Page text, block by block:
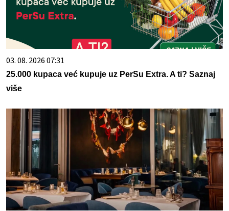
03. 08. 2026 07:31
25.000 kupaca već kupuje uz PerSu Extra. A ti? Saznaj
više